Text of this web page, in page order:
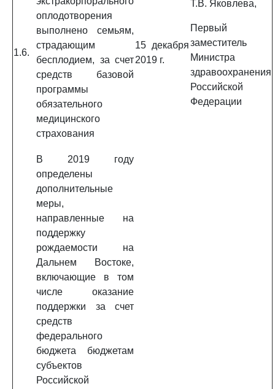
1.6.
оплодотворения
выполнено семьям,
страдающим
бесплодием, за счет
средств базовой
программы
обязательного
медицинского
страхования
15 декабря
2019 г.
Т.В. Яковлева,
Первый
заместитель
Министра
здравоохранения
Российской
Федерации
В 2019 году
определены
дополнительные
меры,
направленные на
поддержку
рождаемости на
Дальнем Востоке,
включающие в том
числе оказание
поддержки за счет
средств
федерального
бюджета бюджетам
субъектов
Российской